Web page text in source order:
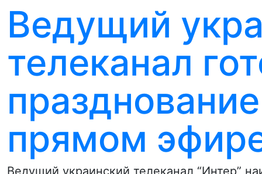
Ведущий
телеканал
прямом
Ведущий украинский телеканал “Интер”